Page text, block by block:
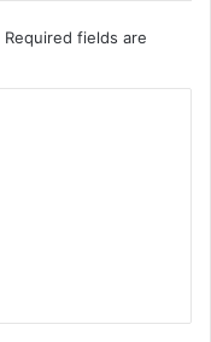
Required fields are